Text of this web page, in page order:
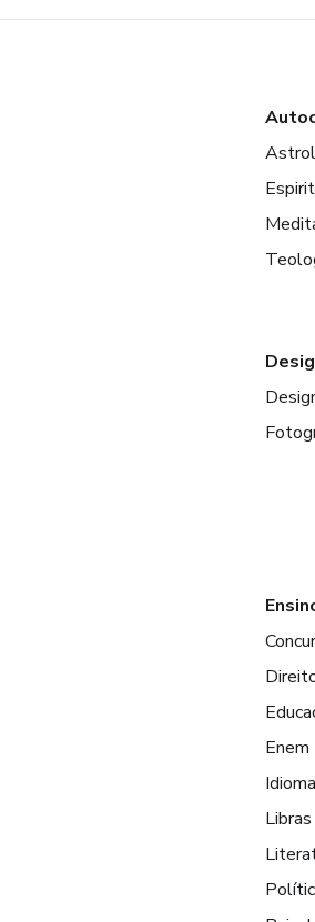
Enem
Libras